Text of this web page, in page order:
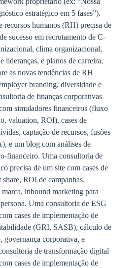
estratégico em 5 fases”).
recursos humanos (RH) precisa de
sucesso em recrutamento de C-
clima organizacional,
lideranças, e planos de carreira,
as novas tendências de RH
branding, diversidade e
de finanças corporativas
simuladores financeiros (fluxo
valuation, ROI), cases de
captação de recursos, fusões
e um blog com análises de
financeiro. Uma consultoria de
precisa de um site com cases de
ROI de campanhas,
inbound marketing para
Uma consultoria de ESG
cases de implementação de
(GRI, SASB), cálculo de
governança corporativa, e
de transformação digital
cases de implementação de